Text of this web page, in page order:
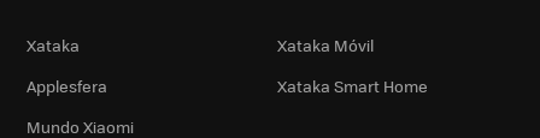
Xataka
Xataka Móvil
Applesfera
Xataka Smart Home
Mundo Xiaomi